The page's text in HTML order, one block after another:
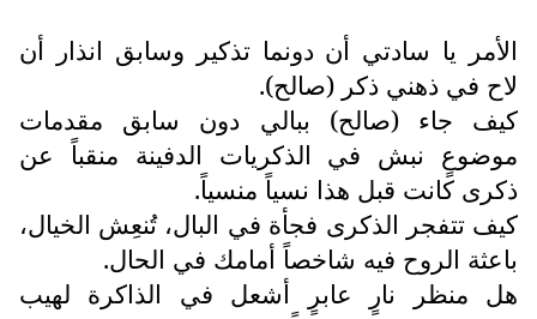
الأمر يا سادتي أن دونما تذكير وسابق انذار أن
لاح في ذهني ذكر (صالح).
كيف جاء (صالح) ببالي دون سابق مقدمات
موضوعٍ نبش في الذكريات الدفينة منقباً عن
ذكرى كانت قبل هذا نسياً منسياً.
كيف تتفجر الذكرى فجأة في البال، تُنعِش الخيال،
باعثة الروح فيه شاخصاً أمامك في الحال.
هل منظر نارٍ عابرٍ أشعل في الذاكرة لهيب